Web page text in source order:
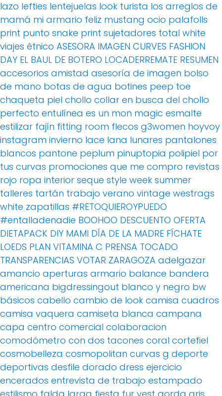
lazo lefties lentejuelas look turista los arreglos de
mamá mi armario feliz mustang ocio palafolls
print punto snake print sujetadores total white
viajes étnico ASESORA IMAGEN CURVES FASHION
DAY EL BAUL DE BOTERO LOCADERREMATE RESUMEN
accesorios amistad asesoría de imagen bolso
de mano botas de agua botines peep toe
chaqueta piel chollo collar en busca del chollo
perfecto entulínea es un mon magic esmalte
estilizar fajín fitting room flecos g3women hoyvoy
instagram invierno lace lana lunares pantalones
blancos pantone peplum pinuptopia polipiel por
tus curvas promociones que me compro revistas
rojo ropa interior seque style week summer
talleres tartán trabajo verano vintage westrags
white zapatillas #RETOQUIEROYPUEDO
#entalladenadie BOOHOO DESCUENTO OFERTA
DIETAPACK DIY MAMI DÍA DE LA MADRE FÍCHATE
LOEDS PLAN VITAMINA C PRENSA TOCADO
TRANSPARENCIAS VOTAR ZARAGOZA adelgazar
amancio aperturas armario balance bandera
americana bigdressingout blanco y negro bw
básicos cabello cambio de look camisa cuadros
camisa vaquera camiseta blanca campana
capa centro comercial colaboracion
comodómetro con dos tacones coral cortefiel
cosmobelleza cosmopolitan curvas g deporte
deportivas desfile dorado dress ejercicio
encerados entrevista de trabajo estampado